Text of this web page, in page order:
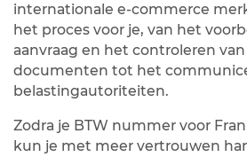
internationale e-commerce
het proces voor je, van het
aanvraag en het controleren
documenten tot het
belastingautoriteiten.
Zodra je BTW nummer voor
kun je met meer vertrouwen